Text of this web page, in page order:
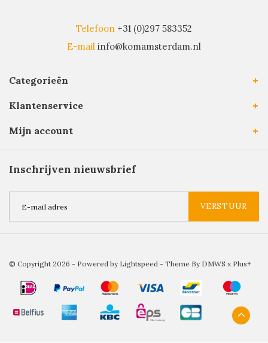
Telefoon +31 (0)297 583352
E-mail info@komamsterdam.nl
Categorieën
Klantenservice
Mijn account
Inschrijven nieuwsbrief
VERSTUUR
© Copyright 2026 - Powered by Lightspeed - Theme By DMWS x Plus+